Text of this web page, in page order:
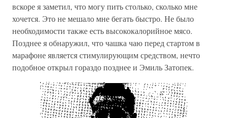
вскоре я заметил, что могу пить столько, сколько мне
хочется. Это не мешало мне бегать быстро. Не было
необходимости также есть высококалорийное мясо.
Позднее я обнаружил, что чашка чаю перед стартом в
марафоне является стимулирующим средством, нечто
подобное открыл гораздо позднее и Эмиль Затопек.